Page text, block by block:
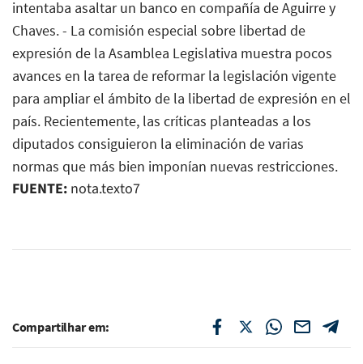
intentaba asaltar un banco en compañía de Aguirre y
Chaves. - La comisión especial sobre libertad de
expresión de la Asamblea Legislativa muestra pocos
avances en la tarea de reformar la legislación vigente
para ampliar el ámbito de la libertad de expresión en el
país. Recientemente, las críticas planteadas a los
diputados consiguieron la eliminación de varias
normas que más bien imponían nuevas restricciones.
FUENTE: nota.texto7
Compartilhar em: